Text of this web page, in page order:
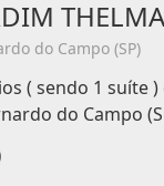
do Campo (SP)
( sendo 1 suíte
do Campo